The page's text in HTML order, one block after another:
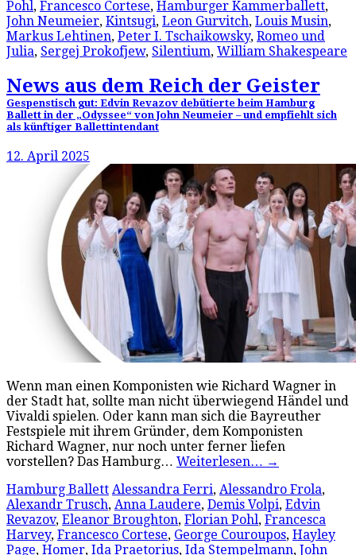
Pohl, Francesco Cortese, Hamburger Kammerballett,
John Neumeier, Kintsugi, Leon Gurvitch, Louis Musin,
Markus Lehtinen, Peter I. Tschaikowsky, Romeo und
Julia, Sergej Prokofjew, Silentium, William Shakespeare
News aus dem Reich der Geister
Gespenstisch gut: Edvin Revazov debütierte beim Hamburg
Ballett in der „Odyssee“ von John Neumeier – und empfiehlt sich
als künftiger Ballettintendant
12. April 2025
Wenn man einen Komponisten wie Richard Wagner in
der Stadt hat, sollte man nicht überwiegend Händel und
Vivaldi spielen. Oder kann man sich die Bayreuther
Festspiele mit ihrem Gründer, dem Komponisten
Richard Wagner, nur noch unter ferner liefen
vorstellen? Das Hamburg… Weiterlesen… →
Hamburg Ballett Alessandra Ferri, Alessandro Frola,
Alexandr Trusch, Anna Laudere, Demis Volpi, Edvin
Revazov, Eleanor Broughton, Florian Pohl, Francesca
Harvey, Francesco Cortese, George Couroupos, Hayley
Page, Homer, Ida Praetorius, Ida Stempelmann, John